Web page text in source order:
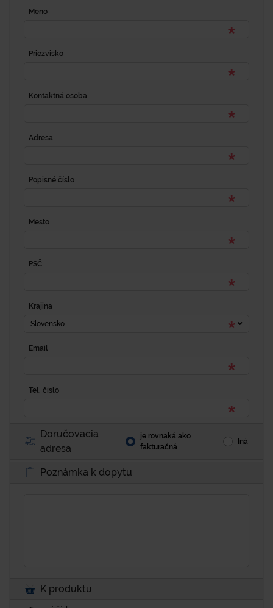
Meno
Priezvisko
Kontaktná osoba
Adresa
Popisné číslo
Mesto
PSČ
Krajina
Slovensko
Email
Tel. číslo
Doručovacia
adresa
je rovnaká ako
fakturačná
Iná
Poznámka k dopytu
K produktu